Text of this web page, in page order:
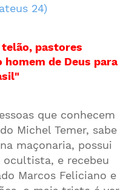
24)
pastores
de Deus para
que conhecem
Michel Temer, sabe
maçonaria, possui
e recebeu
Marcos Feliciano e